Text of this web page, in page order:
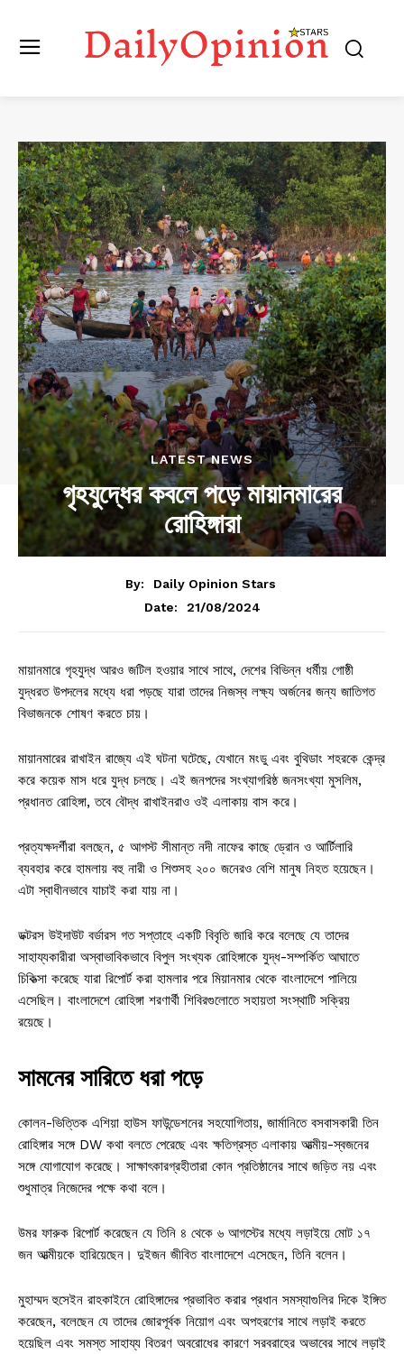
LATEST NEWS
গৃহযুদ্ধের কবলে পড়ে মায়ানমারের
রোহিঙ্গারা
By:
Daily Opinion Stars
Date:
21/08/2024
মায়ানমারে গৃহযুদ্ধ আরও জটিল হওয়ার সাথে সাথে, দেশের বিভিন্ন ধর্মীয় গোষ্ঠী
যুদ্ধরত উপদলের মধ্যে ধরা পড়ছে যারা তাদের নিজস্ব লক্ষ্য অর্জনের জন্য জাতিগত
বিভাজনকে শোষণ করতে চায়।
মায়ানমারের রাখাইন রাজ্যে এই ঘটনা ঘটেছে, যেখানে মংডু এবং বুথিডাং শহরকে কেন্দ্র
করে কয়েক মাস ধরে যুদ্ধ চলছে। এই জনপদের সংখ্যাগরিষ্ঠ জনসংখ্যা মুসলিম,
প্রধানত রোহিঙ্গা, তবে বৌদ্ধ রাখাইনরাও ওই এলাকায় বাস করে।
প্রত্যক্ষদর্শীরা বলছেন, ৫ আগস্ট সীমান্ত নদী নাফের কাছে ড্রোন ও আর্টিলারি
ব্যবহার করে হামলায় বহু নারী ও শিশুসহ ২০০ জনেরও বেশি মানুষ নিহত হয়েছেন।
এটা স্বাধীনভাবে যাচাই করা যায় না।
ডক্টরস উইদাউট বর্ডারস গত সপ্তাহে একটি বিবৃতি জারি করে বলেছে যে তাদের
সাহায্যকারীরা অস্বাভাবিকভাবে বিপুল সংখ্যক রোহিঙ্গাকে যুদ্ধ-সম্পর্কিত আঘাতে
চিকিত্সা করেছে যারা রিপোর্ট করা হামলার পরে মিয়ানমার থেকে বাংলাদেশে পালিয়ে
এসেছিল। বাংলাদেশে রোহিঙ্গা শরণার্থী শিবিরগুলোতে সহায়তা সংস্থাটি সক্রিয়
রয়েছে।
সামনের সারিতে ধরা পড়ে
কোলন-ভিত্তিক এশিয়া হাউস ফাউন্ডেশনের সহযোগিতায়, জার্মানিতে বসবাসকারী তিন
রোহিঙ্গার সঙ্গে DW কথা বলতে পেরেছে এবং ক্ষতিগ্রস্ত এলাকায় আত্মীয়-স্বজনের
সঙ্গে যোগাযোগ করেছে। সাক্ষাৎকারগ্রহীতারা কোন প্রতিষ্ঠানের সাথে জড়িত নয় এবং
শুধুমাত্র নিজেদের পক্ষে কথা বলে।
উমর ফারুক রিপোর্ট করেছেন যে তিনি ৪ থেকে ৬ আগস্টের মধ্যে লড়াইয়ে মোট ১৭
জন আত্মীয়কে হারিয়েছেন। দুইজন জীবিত বাংলাদেশে এসেছেন, তিনি বলেন।
মুহাম্মদ হুসেইন রাহকাইনে রোহিঙ্গাদের প্রভাবিত করার প্রধান সমস্যাগুলির দিকে ইঙ্গিত
করেছেন, বলেছেন যে তাদের জোরপূর্বক নিয়োগ এবং অপহরণের সাথে লড়াই করতে
হয়েছিল এবং সমস্ত সাহায্য বিতরণ অবরোধের কারণে সরবরাহের অভাবের সাথে লড়াই